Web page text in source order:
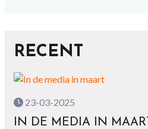
RECENT
23-03-2025
IN DE MEDIA IN MAART